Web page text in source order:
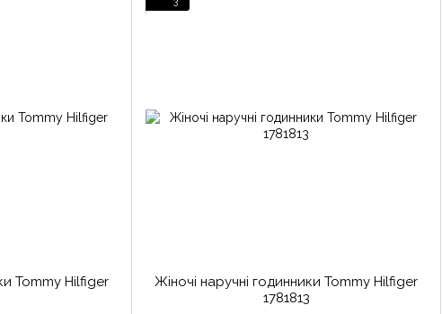
Tommy Hilfiger
Жіночі наручні годинники Tommy Hilfiger
1781813